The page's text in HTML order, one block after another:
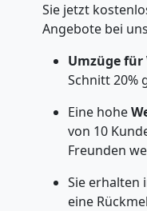
Sie jetzt
Angebote bei
Umzüge für
Schnitt 20%
Eine hohe
von 10
Freunden
Sie erhalten
eine